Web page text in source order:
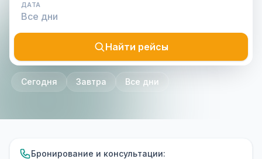
ДАТА
Найти рейсы
Сегодня Завтра Все дни
Бронирование и консультации: